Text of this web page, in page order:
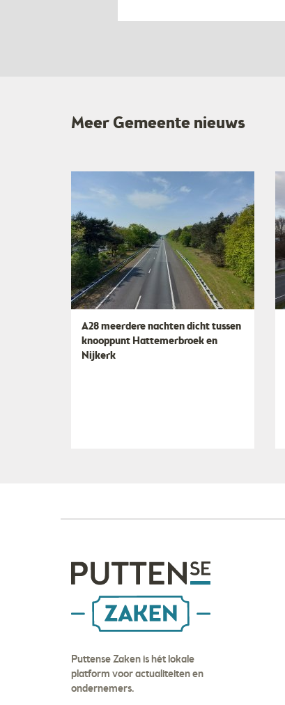
Meer Gemeente nieuws
A28 meerdere nachten dicht tussen
knooppunt Hattemerbroek en
Nijkerk
Puttense Zaken is hét lokale
platform voor actualiteiten en
ondernemers.